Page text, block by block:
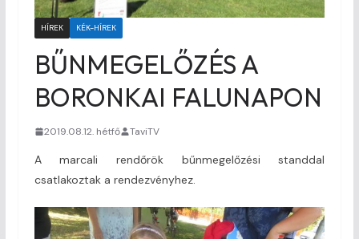
HÍREK KÉK-HÍREK
BŰNMEGELŐZÉS A
BORONKAI FALUNAPON
2019.08.12. hétfő TaviTV
A marcali rendőrök bűnmegelőzési standdal
csatlakoztak a rendezvényhez.